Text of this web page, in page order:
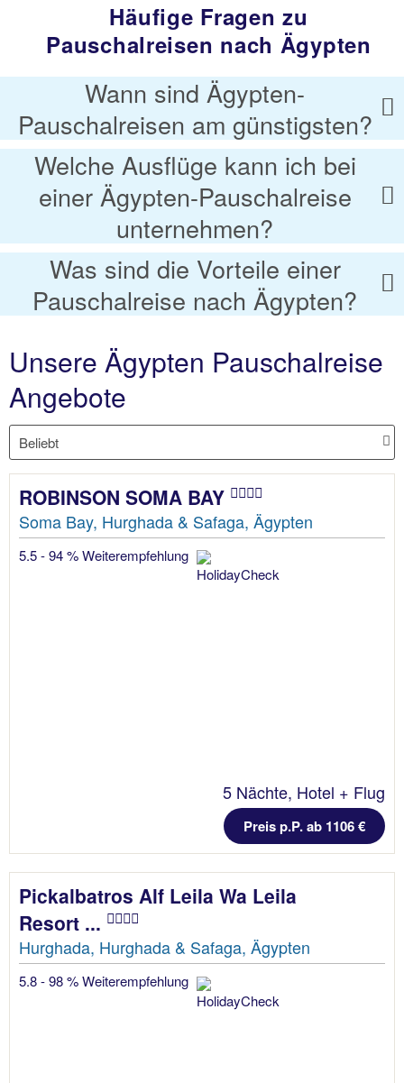
Häufige Fragen zu
Pauschalreisen nach Ägypten
Wann sind Ägypten-
Pauschalreisen am günstigsten?
Welche Ausflüge kann ich bei
einer Ägypten-Pauschalreise
unternehmen?
Was sind die Vorteile einer
Pauschalreise nach Ägypten?
Unsere Ägypten Pauschalreise
Angebote
ROBINSON SOMA BAY
Soma Bay, Hurghada & Safaga, Ägypten
5.5 - 94 % Weiterempfehlung
5 Nächte, Hotel + Flug
Preis p.P. ab 1106 €
Pickalbatros Alf Leila Wa Leila
Resort ...
Hurghada, Hurghada & Safaga, Ägypten
5.8 - 98 % Weiterempfehlung